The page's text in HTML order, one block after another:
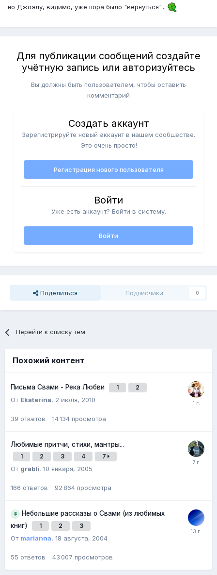
но Джоэлу, видимо, уже пора было "вернуться"...
Для публикации сообщений создайте
учётную запись или авторизуйтесь
Вы должны быть пользователем, чтобы оставить
комментарий
Создать аккаунт
Зарегистрируйте новый аккаунт в нашем сообществе.
Это очень просто!
Регистрация нового пользователя
Войти
Уже есть аккаунт? Войти в систему.
Войти
Поделиться Подписчики 0
Перейти к списку тем
Похожий контент
Письма Свами - Река Любви 1 2
От Ekaterina, 2 июля, 2010
39 ответов 14 134 просмотра
Любимые притчи, стихи, мантры...
1 2 3 4 7
От grabli, 10 января, 2005
166 ответов 92 864 просмотра
Небольшие рассказы о Свами (из любимых
книг)
1 2 3
От marianna, 18 августа, 2004
55 ответов 43 007 просмотров